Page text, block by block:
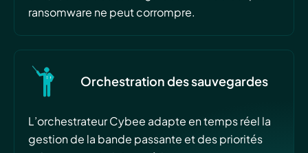
ransomware ne peut corrompre.
Orchestration des sauvegardes
L’orchestrateur Cybee adapte en temps réel la
gestion de la bande passante et des priorités